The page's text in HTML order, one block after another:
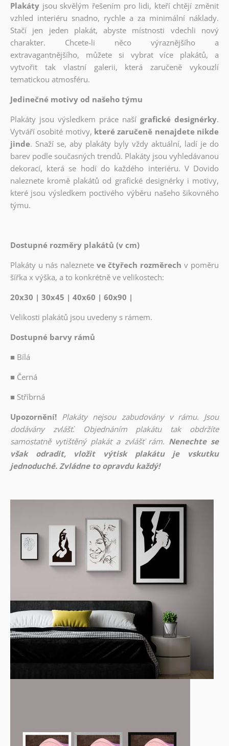
Plakáty jsou skvělým řešením pro lidi, kteří chtějí změnit
vzhled interiéru snadno, rychle a za minimální náklady.
Stačí jen jeden plakát, abyste místnosti vdechli nový
charakter. Chcete-li něco výraznějšího a
extravagantnějšího, můžete si vybrat více plakátů, a
vytvořit tak vlastní galerii, která zaručeně vykouzlí
tematickou atmosféru.
Jedinečné motivy od našeho týmu
Plakáty jsou výsledkem práce naší grafické designérky.
Vytváří osobité motivy, které zaručeně nenajdete nikde
jinde. Snaží se, aby plakáty byly vždy aktuální, ladí je do
barev podle současných trendů. Plakáty jsou vyhledávanou
dekorací, která se hodí do každého interiéru. V Dovido
naleznete kromě plakátů od grafické designérky i motivy,
které jsou výsledkem poctivého výběru našeho šikovného
týmu.
Dostupné rozměry plakátů (v cm)
Plakáty u nás naleznete ve čtyřech rozměrech v poměru
šířka x výška, a to konkrétně ve velikostech:
20x30 | 30x45 | 40x60 | 60x90 |
Velikosti plakátů jsou uvedeny s rámem.
Dostupné barvy rámů
■ Bílá
■ Černá
■ Stříbrná
Upozornění! Plakáty nejsou zabudovány v rámu. Jsou
dodávány zvlášť. Objednáním plakátu tak obdržíte
samostatně vytištěný plakát a zvlášť rám. Nenechte se
však odradit, vložit výtisk plakátu je vskutku
jednoduché. Zvládne to opravdu každý!